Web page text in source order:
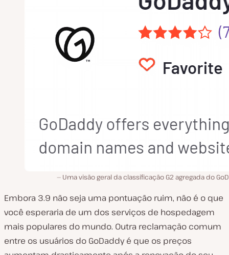
Uma visão geral da classificação G2 agregada do
Embora 3.9 não seja uma pontuação ruim, não é o que
você esperaria de um dos serviços de hospedagem
mais populares do mundo. Outra reclamação comum
entre os usuários do GoDaddy é que os preços